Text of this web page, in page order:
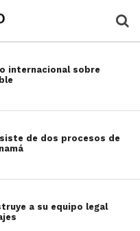
internacional sobre
de dos procesos de
a su equipo legal